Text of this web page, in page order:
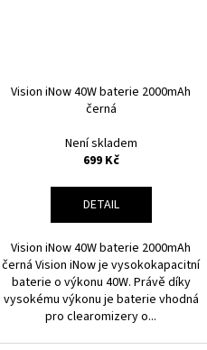
Vision iNow 40W baterie 2000mAh
černá
Není skladem
699 Kč
DETAIL
Vision iNow 40W baterie 2000mAh
černá Vision iNow je vysokokapacitní
baterie o výkonu 40W. Právě díky
vysokému výkonu je baterie vhodná
pro clearomizery o...